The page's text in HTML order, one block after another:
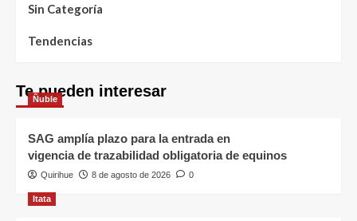
Sin Categoría
Tendencias
Te pueden interesar
Ñuble
SAG amplía plazo para la entrada en
vigencia de trazabilidad obligatoria de equinos
Quirihue 8 de agosto de 2026 0
Itata